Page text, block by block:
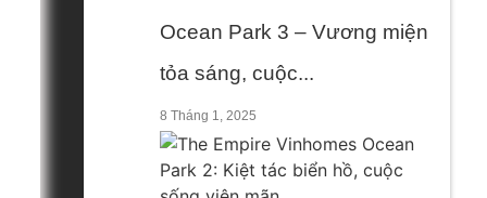
Ocean Park 3 – Vương miện
tỏa sáng, cuộc...
8 Tháng 1, 2025